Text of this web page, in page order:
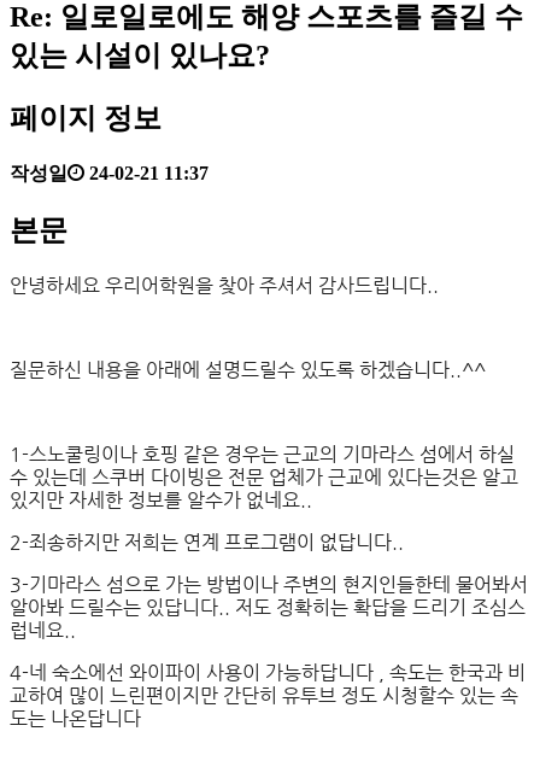
Re: 일로일로에도 해양 스포츠를 즐길 수
있는 시설이 있나요?
페이지 정보
작성일 24-02-21 11:37
본문
안녕하세요 우리어학원을 찾아 주셔서 감사드립니다..
질문하신 내용을 아래에 설명드릴수 있도록 하겠습니다..^^
1-스노쿨링이나 호핑 같은 경우는 근교의 기마라스 섬에서 하실
수 있는데 스쿠버 다이빙은 전문 업체가 근교에 있다는것은 알고
있지만 자세한 정보를 알수가 없네요..
2-죄송하지만 저희는 연계 프로그램이 없답니다..
3-기마라스 섬으로 가는 방법이나 주변의 현지인들한테 물어봐서
알아봐 드릴수는 있답니다.. 저도 정확히는 확답을 드리기 조심스
럽네요..
4-네 숙소에선 와이파이 사용이 가능하답니다 , 속도는 한국과 비
교하여 많이 느린편이지만 간단히 유투브 정도 시청할수 있는 속
도는 나온답니다